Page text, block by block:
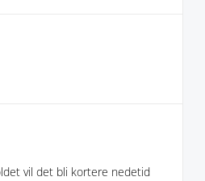
vil det bli kortere nedetid